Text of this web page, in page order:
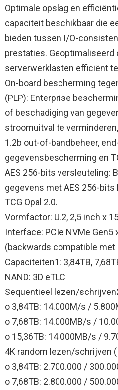
Optimale opslag en
capaciteit beschikbaar die
bieden tussen I/O-
prestaties. Geoptimaliseerd
serverwerklasten efficiënt
On-board bescherming
(PLP): Enterprise
of beschadiging van
stroomuitval te
1.2b out-of-bandbeheer,
gegevensbescherming en
AES 256-bits versleuteling:
gegevens met AES 256-
TCG Opal 2.0.
Vormfactor: U.2, 2,5 inch x
Interface: PCIe NVMe Gen5
(backwards compatible met
Capaciteiten1: 3,84TB,
NAND: 3D eTLC
Sequentieel lezen/
o 3,84TB: 14.000M/s /
o 7,68TB: 14.000MB/s /
o 15,36TB: 14.000MB/s /
4K random lezen/schrijven
o 3,84TB: 2.700.000 /
o 7,68TB: 2.800.000 /